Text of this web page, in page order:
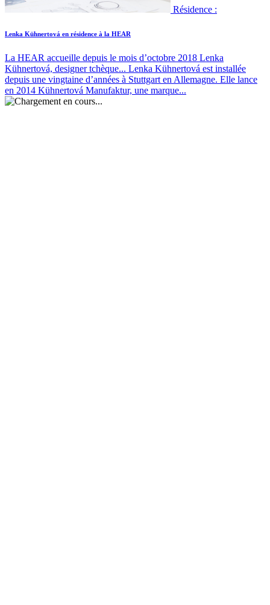
Résidence :
Lenka Kühnertová en résidence à la HEAR
La HEAR accueille depuis le mois d’octobre 2018 Lenka
Kühnertová, designer tchèque... Lenka Kühnertová est installée
depuis une vingtaine d’années à Stuttgart en Allemagne. Elle lance
en 2014 Kühnertová Manufaktur, une marque...